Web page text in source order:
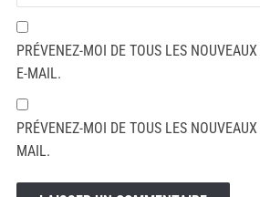
PRÉVENEZ-MOI DE TOUS LES
E-MAIL.
PRÉVENEZ-MOI DE TOUS LES
MAIL.